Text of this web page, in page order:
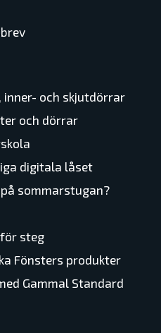
och skjutdörrar
och dörrar
digitala låset
sommarstugan?
steg
Fönsters produkter
Gammal Standard